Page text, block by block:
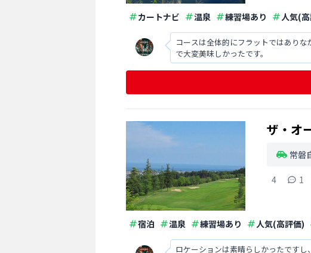
カートナビ 温泉 練習場あり 人気(
コースは全体的にフラットではあり
で大変美味しかったです。
ザ・オ
常磐
4 1
宿泊 温泉 練習場あり 人気(高評価)
ロケーションは素晴らしかったです